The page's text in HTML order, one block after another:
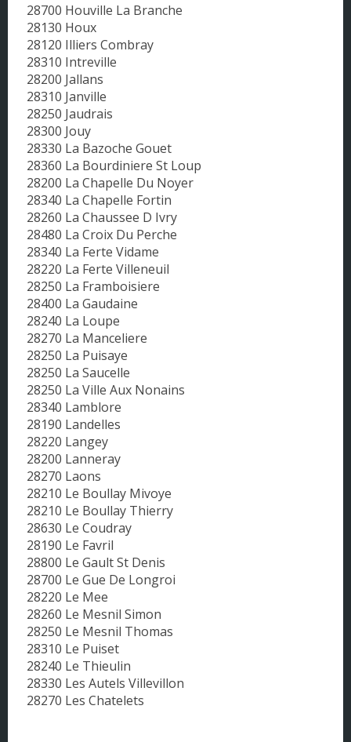
28700 Houville La Branche
28130 Houx
28120 Illiers Combray
28310 Intreville
28200 Jallans
28310 Janville
28250 Jaudrais
28300 Jouy
28330 La Bazoche Gouet
28360 La Bourdiniere St Loup
28200 La Chapelle Du Noyer
28340 La Chapelle Fortin
28260 La Chaussee D Ivry
28480 La Croix Du Perche
28340 La Ferte Vidame
28220 La Ferte Villeneuil
28250 La Framboisiere
28400 La Gaudaine
28240 La Loupe
28270 La Manceliere
28250 La Puisaye
28250 La Saucelle
28250 La Ville Aux Nonains
28340 Lamblore
28190 Landelles
28220 Langey
28200 Lanneray
28270 Laons
28210 Le Boullay Mivoye
28210 Le Boullay Thierry
28630 Le Coudray
28190 Le Favril
28800 Le Gault St Denis
28700 Le Gue De Longroi
28220 Le Mee
28260 Le Mesnil Simon
28250 Le Mesnil Thomas
28310 Le Puiset
28240 Le Thieulin
28330 Les Autels Villevillon
28270 Les Chatelets